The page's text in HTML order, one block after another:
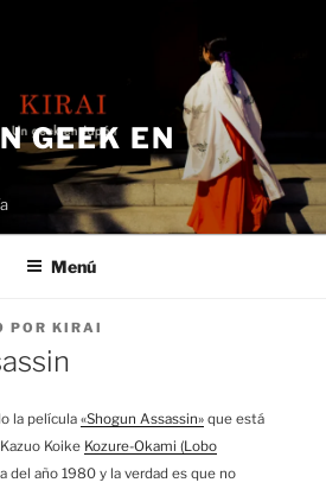
GEEK EN
Menú
POR KIRAI
la película «Shogun Assassin» que está
Koike Kozure-Okami (Lobo
del año 1980 y la verdad es que no